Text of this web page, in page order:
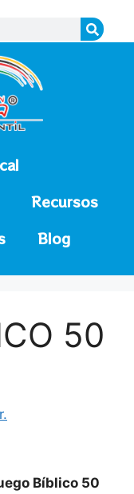
Recursos
Blog
50
Bíblico 50